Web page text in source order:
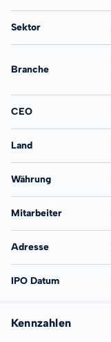
Sektor
Branche
CEO
Land
Währung
Mitarbeiter
Adresse
IPO Datum
Kennzahlen